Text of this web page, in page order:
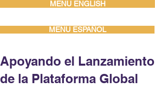
MENU ENGLISH
MENU ESPAÑOL
Apoyando el Lanzamiento
de la Plataforma Global